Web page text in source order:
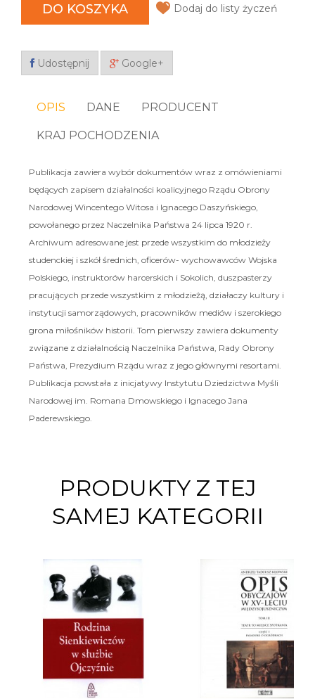
DO KOSZYKA Dodaj do listy życzeń
Udostępnij Google+
OPIS DANE PRODUCENT
KRAJ POCHODZENIA
Publikacja zawiera wybór dokumentów wraz z omówieniami
będących zapisem działalności koalicyjnego Rządu Obrony
Narodowej Wincentego Witosa i Ignacego Daszyńskiego,
powołanego przez Naczelnika Państwa 24 lipca 1920 r.
Archiwum adresowane jest przede wszystkim do młodzieży
studenckiej i szkół średnich, oficerów- wychowawców Wojska
Polskiego, instruktorów harcerskich i Sokolich, duszpasterzy
pracujących przede wszystkim z młodzieżą, działaczy kultury i
instytucji samorządowych, pracowników mediów i szerokiego
grona miłośników historii. Tom pierwszy zawiera dokumenty
związane z działalnością Naczelnika Państwa, Rady Obrony
Państwa, Prezydium Rządu wraz z jego głównymi resortami.
Publikacja powstała z inicjatywy Instytutu Dziedzictwa Myśli
Narodowej im. Romana Dmowskiego i Ignacego Jana
Paderewskiego.
PRODUKTY Z TEJ
SAMEJ KATEGORII